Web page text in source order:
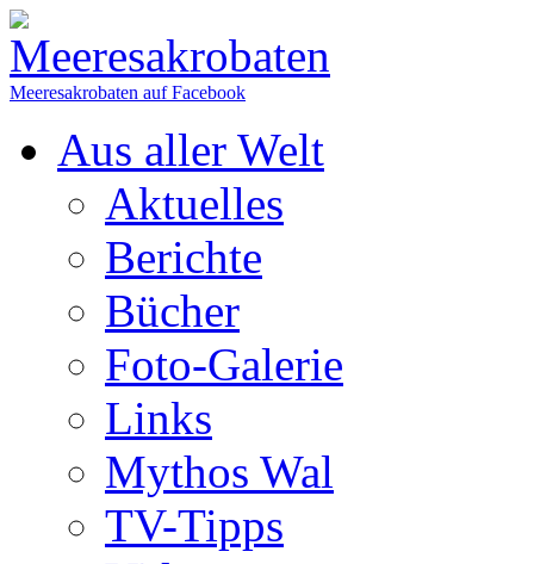
Meeresakrobaten auf Facebook
Aus aller Welt
Aktuelles
Berichte
Bücher
Foto-Galerie
Links
Mythos Wal
TV-Tipps